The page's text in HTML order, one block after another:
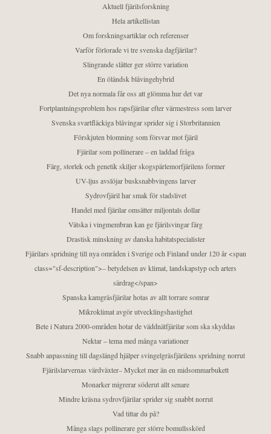
Aktuell fjärilsforskning
Hela artikellistan
Om forskningsartiklar och referenser
Varför förlorade vi tre svenska dagfjärilar?
Slingrande slåtter ger större variation
En öländsk blåvingehybrid
Det nya normala får oss att glömma hur det var
Fortplantningsproblem hos rapsfjärilar efter värmestress som larver
Svenska svartfläckiga blåvingar sprider sig i Storbritannien
Förskjuten blomning som försvar mot fjäril
Fjärilar som pollinerare – en laddad fråga
Färg, storlek och genetik skiljer skogspärlemorfjärilens former
UV-ljus avslöjar busksnabbvingens larver
Sydrovfjäril har smak för stadslivet
Handel med fjärilar omsätter miljontals dollar
Vätska i vingmembran kan ge fjärilsvingar färg
Drastisk minskning av danska habitatspecialister
Fjärilars spridning till nya områden i Sverige och Finland under 120 år <span
class="sf-description">– betydelsen av klimat, landskapstyp och arters
särdrag</span>
Spanska kamgräsfjärilar hotas av allt torrare somrar
Mikroklimat avgör utvecklingshastighet
Bete i Natura 2000-områden hotar de väddnätfjärilar som ska skyddas
Nektar – tema med många variationer
Snabb anpassning till dagslängd hjälper svingelgräsfjärilens spridning norrut
Fjärilslarvernas värdväxter– Mycket mer än en midsommarbukett
Monarker migrerar söderut allt senare
Mindre kräsna sydrovfjärilar sprider sig snabbt norrut
Vad tittar du på?
Många slags pollinerare ger större bomullsskörd